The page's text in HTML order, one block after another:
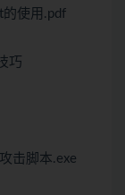
使用.pdf
巧
击脚本.exe